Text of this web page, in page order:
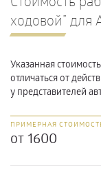
ходовой” для
Указанная
отличаться от
у представителей
ПРИМЕРНАЯ
от 1600